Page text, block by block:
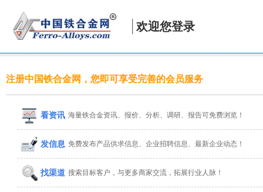
欢迎您登录
注册中国铁合金网，您即可享受完善的会员服务
看资讯 海量铁合金资讯、报价、分析、调研、报告可免费浏览！
发信息 免费发布产品供求信息、企业招聘信息、最新企业动态！
找渠道 搜索目标客户，与更多商家交流，拓展行业人脉！